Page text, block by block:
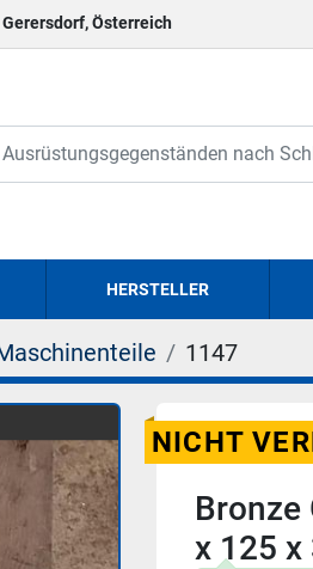
Österreich
HERSTELLER
1147
NICHT
Bronze
x 125 x